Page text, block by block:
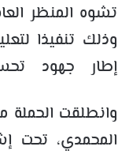
تشوه المنظر
وذلك تنفيذا
إطار جهود
وانطلقت
المحمدي، تحت